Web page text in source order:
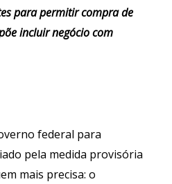
para permitir compra de
incluir negócio com
federal para
pela medida provisória
mais precisa: o